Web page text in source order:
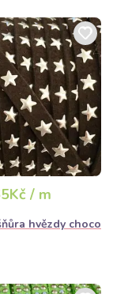
/ m
hvězdy choco